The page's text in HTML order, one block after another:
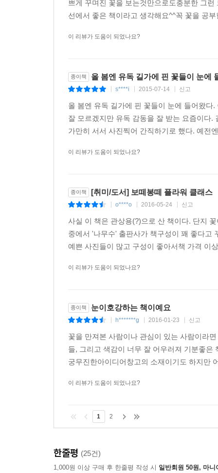
쁘게 꾸며진 꽃을 보는것만으로도충분한 그
선에서 좋은 책이라고 생각해요^^꼭 꽃을 공
이 리뷰가 도움이 되었나요?
종이책 올 봄엔 유독 길가에 핀 꽃들이 눈에
s****i 2015-07-14 신고
올 봄엔 유독 길가에 핀 꽃들이 눈에 들어왔
잘 모르겠지만 유독 감동을 잘 받는 요즘이다
가만히 서서 사진찍어 간직하기로 했다. 예전
이 리뷰가 도움이 되었나요?
종이책 [취미/도서] 보떼봉떼 플라워 클래스
o****o 2016-05-24 신고
사실 이 책은 관상용(?)으로 산 책이다. 단지
중에서 '나무수' 출판사가 책구성이 꽤 좋다고
예쁜 사진들이 많고 구성이 좋아서책 가격 이
이 리뷰가 도움이 되었나요?
종이책 눈이호강하는 책이예요
h*******g 2016-01-23 신고
꽃을 만져본 사람이나 관심이 있는 사람이라
들, 그리고 색감이 너무 잘 어우러져 기분좋
궁무진한아이디어창고의 소재이기도 하지만
이 리뷰가 도움이 되었나요?
1 2
한줄평 (25건)
1,000원 이상 구매 후 한줄평 작성 시 일반회원 50원, 마니